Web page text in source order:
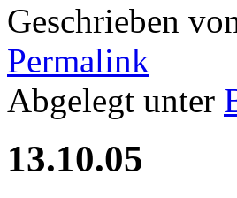
Geschrieben
Permalink
Abgelegt unter
13.10.05